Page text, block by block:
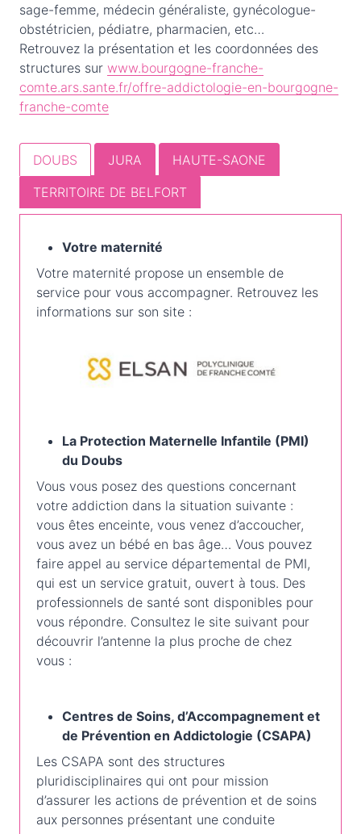
sage-femme, médecin généraliste, gynécologue-
obstétricien, pédiatre, pharmacien, etc…
Retrouvez la présentation et les coordonnées des
structures sur www.bourgogne-franche-
comte.ars.sante.fr/offre-addictologie-en-bourgogne-
franche-comte
DOUBS JURA
HAUTE-SAONE
TERRITOIRE DE BELFORT
Votre maternité
Votre maternité propose un ensemble de
service pour vous accompagner. Retrouvez les
informations sur son site :
La Protection Maternelle Infantile (PMI)
du Doubs
Vous vous posez des questions concernant
votre addiction dans la situation suivante :
vous êtes enceinte, vous venez d’accoucher,
vous avez un bébé en bas âge… Vous pouvez
faire appel au service départemental de PMI,
qui est un service gratuit, ouvert à tous. Des
professionnels de santé sont disponibles pour
vous répondre. Consultez le site suivant pour
découvrir l’antenne la plus proche de chez
vous :
Centres de Soins, d’Accompagnement et
de Prévention en Addictologie (CSAPA)
Les CSAPA sont des structures
pluridisciplinaires qui ont pour mission
d’assurer les actions de prévention et de soins
aux personnes présentant une conduite